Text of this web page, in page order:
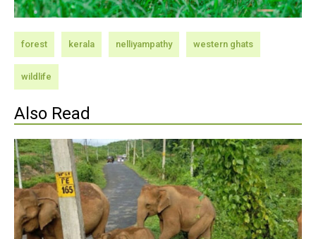
forest kerala nelliyampathy western ghats
wildlife
Also Read